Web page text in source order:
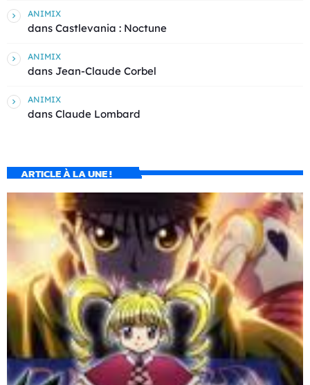
ANIMIX
dans Castlevania : Noctune
ANIMIX
dans Jean-Claude Corbel
ANIMIX
dans Claude Lombard
ARTICLE À LA UNE !